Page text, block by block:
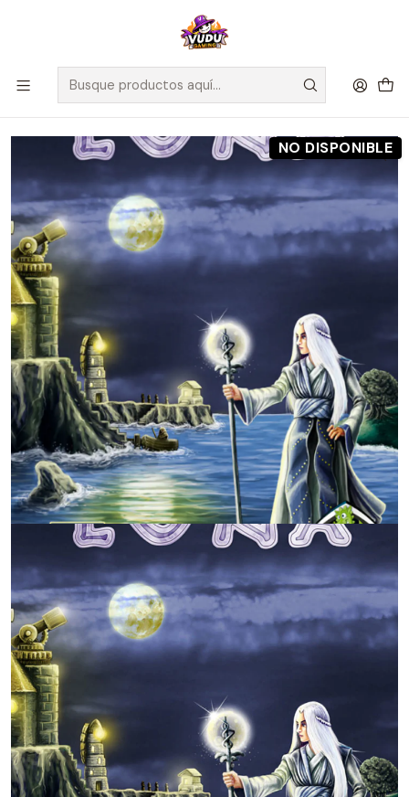
🚀 ¡Despachamos a todo Chile! Envío GRATIS a Regiones sobre
$100.000 y a RM sobre $35.000
Inicio Preventas Maldito Games
Preventa - Luna Deluxe - Español
NO DISPONIBLE